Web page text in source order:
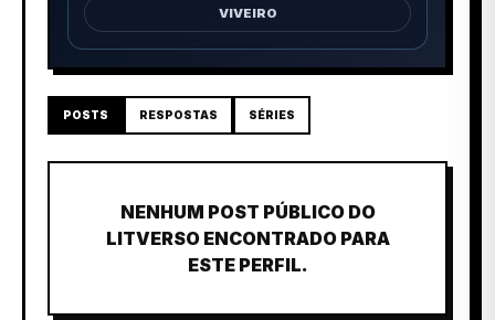
VIVEIRO
POSTS RESPOSTAS SÉRIES
NENHUM POST PÚBLICO DO
LITVERSO ENCONTRADO PARA
ESTE PERFIL.